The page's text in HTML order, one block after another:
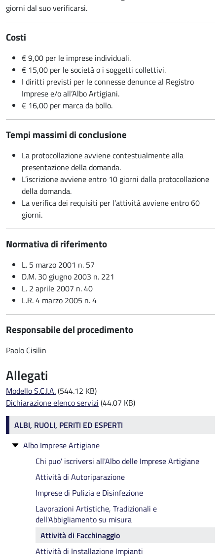
giorni dal suo verificarsi.
Costi
€ 9,00 per le imprese individuali.
€ 15,00 per le società o i soggetti collettivi.
I diritti previsti per le connesse denunce al Registro
Imprese e/o all’Albo Artigiani.
€ 16,00 per marca da bollo.
Tempi massimi di conclusione
La protocollazione avviene contestualmente alla
presentazione della domanda.
L’iscrizione avviene entro 10 giorni dalla protocollazione
della domanda.
La verifica dei requisiti per l’attività avviene entro 60
giorni.
Normativa di riferimento
L. 5 marzo 2001 n. 57
D.M. 30 giugno 2003 n. 221
L. 2 aprile 2007 n. 40
L.R. 4 marzo 2005 n. 4
Responsabile del procedimento
Paolo Cisilin
Allegati
Modello S.C.I.A.(544.12 KB)
Dichiarazione elenco servizi (44.07 KB)
Albi e Ruoli
ALBI, RUOLI, PERITI ED ESPERTI
Albo Imprese Artigiane
Chi puo' iscriversi all'Albo delle Imprese Artigiane
Attività di Autoriparazione
Imprese di Pulizia e Disinfezione
Lavorazioni Artistiche, Tradizionali e
dell'Abbigliamento su misura
Attività di Facchinaggio
Attività di Installazione Impianti